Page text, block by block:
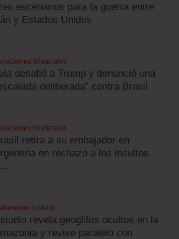
escenarios para la guerra entre
y Estados Unidos
bilaterales
desafió a Trump y denunció una
deliberada” contra Brasil
bilaterales
retira a su embajador en
en rechazo a los insultos
cultural
revela geoglifos ocultos en la
y revive paralelo con